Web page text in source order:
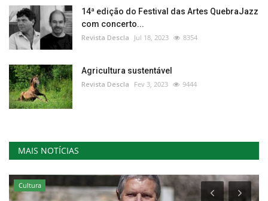
14ª edição do Festival das Artes QuebraJazz
com concerto...
Revista Descla Jul 18, 2023 8354
Agricultura sustentável
Revista Descla Fev 3, 2023 9444
MAIS NOTÍCIAS
Cultura